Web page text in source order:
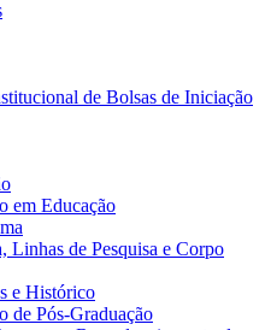
de Bolsas de Iniciação
em Educação
Linhas de Pesquisa e Corpo
e Histórico
de Pós-Graduação